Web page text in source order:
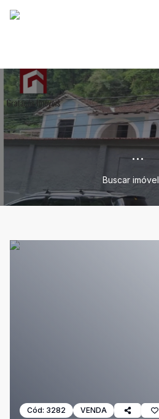
...
Buscar imóvel
Cód: 3282 VENDA